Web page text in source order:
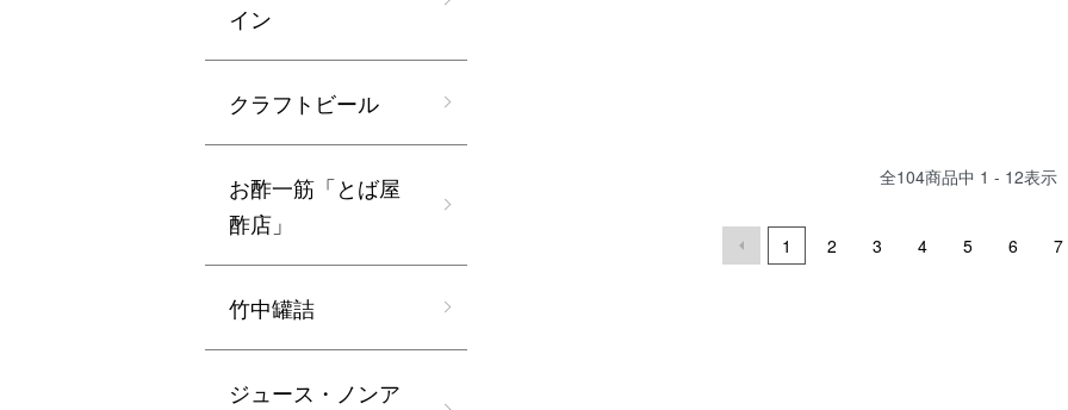
全104商品中 1 - 12表示
1 2 3 4 5 6 7
イン
クラフトビール
お酢一筋「とば屋
酢店」
竹中罐詰
ジュース・ノンア